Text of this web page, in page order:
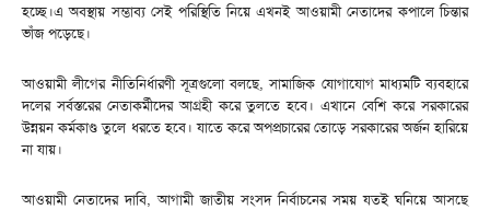
হচ্ছে।এ অবস্থায় সম্ভাব্য সেই পরিস্থিতি নিয়ে এখনই আওয়ামী নেতাদের কপালে চিন্তার
ভাঁজ পড়েছে।
আওয়ামী লীগের নীতিনির্ধারণী সূত্রগুলো বলছে, সামাজিক যোগাযোগ মাধ্যমটি ব্যবহারে
দলের সর্বস্তরের নেতাকর্মীদের আগ্রহী করে তুলতে হবে। এখানে বেশি করে সরকারের
উন্নয়ন কর্মকাণ্ড তুলে ধরতে হবে। যাতে করে অপপ্রচারের তোড়ে সরকারের অর্জন হারিয়ে
না যায়।
আওয়ামী নেতাদের দাবি, আগামী জাতীয় সংসদ নির্বাচনের সময় যতই ঘনিয়ে আসছে